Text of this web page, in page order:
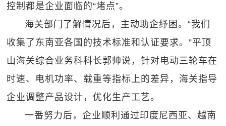
控制都是企业面临的“堵点”。
海关部门了解情况后，主动助企纾困。“我们
收集了东南亚各国的技术标准和认证要求。”平顶
山海关综合业务科科长郭帅说，针对电动三轮车在
时速、电机功率、载重等指标上的差异，海关指导
企业调整产品设计，优化生产工艺。
一番努力后，企业顺利通过印度尼西亚、越南